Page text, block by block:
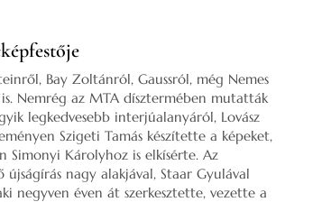
Bay Zoltánról, Gaussról, még Nemes
Nemrég az MTA dísztermében mutatták
legkedvesebb interjúalanyáról, Lovász
Szigeti Tamás készítette a képeket,
Simonyi Károlyhoz is elkísérte. Az
újságírás nagy alakjával, Staar Gyulával
negyven éven át szerkesztette, vezette a